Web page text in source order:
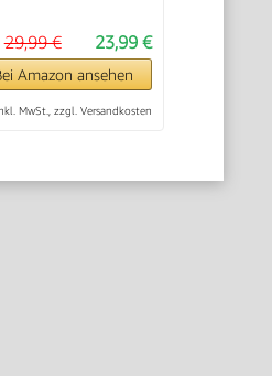
23,99 €
29,99 €
Amazon ansehen
MwSt., zzgl. Versandkosten